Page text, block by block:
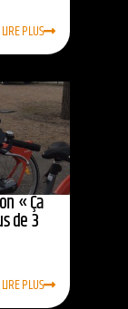
LIRE PLUS
« Ça
de 3
LIRE PLUS